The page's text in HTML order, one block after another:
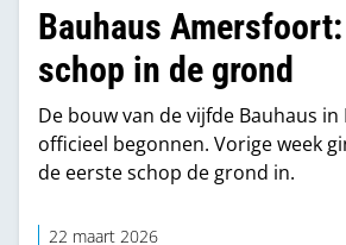
Bauhaus
schop in de grond
De bouw van de vijfde Bauhaus
officieel begonnen. Vorige week
de eerste schop de grond in.
22 maart 2026